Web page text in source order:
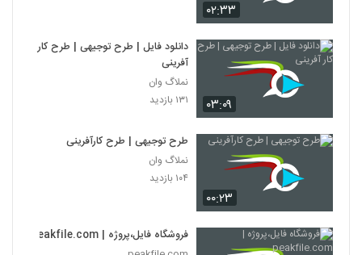
۰۲:۳۳
۰۳:۰۹
دانلود فایل | طرح توجیهی | طرح کار
آفرینی
نملاگ وان
۱۳۱ بازدید
۰۰:۲۳
طرح توجیهی | طرح کارآفرینی
نملاگ وان
۱۰۴ بازدید
فروشگاه فایل،پروژه | peakfile.com